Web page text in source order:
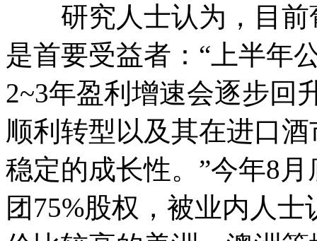
研究人士认为，目前
是首要受益者：“上半年
2~3年盈利增速会逐步回
顺利转型以及其在进口
稳定的成长性。”今年8
团75%股权，被业内人